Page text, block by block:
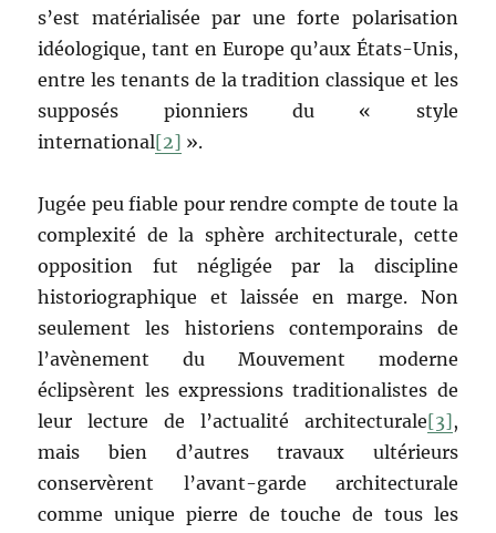
s’est matérialisée par une forte polarisation
idéologique, tant en Europe qu’aux États-Unis,
entre les tenants de la tradition classique et les
supposés pionniers du « style
international[2] ».
Jugée peu fiable pour rendre compte de toute la
complexité de la sphère architecturale, cette
opposition fut négligée par la discipline
historiographique et laissée en marge. Non
seulement les historiens contemporains de
l’avènement du Mouvement moderne
éclipsèrent les expressions traditionalistes de
leur lecture de l’actualité architecturale[3],
mais bien d’autres travaux ultérieurs
conservèrent l’avant-garde architecturale
comme unique pierre de touche de tous les